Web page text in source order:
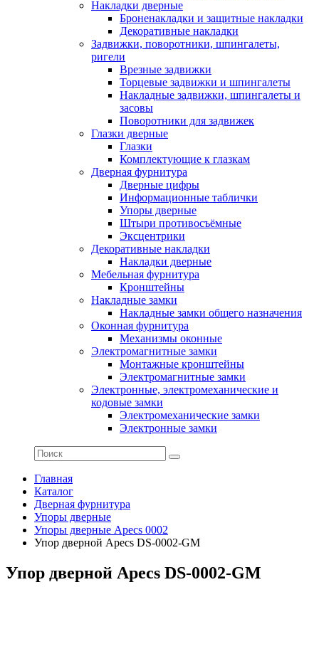
Накладки дверные
Броненакладки и защитные накладки
Декоративные накладки
Задвижки, поворотники, шпингалеты,
ригели
Врезные задвижки
Торцевые задвижки и шпингалеты
Накладные задвижки, шпингалеты и
засовы
Поворотники для задвижек
Глазки дверные
Глазки
Комплектующие к глазкам
Дверная фурнитура
Дверные цифры
Информационные таблички
Упоры дверные
Штыри противосъёмные
Эксцентрики
Декоративные накладки
Накладки дверные
Мебельная фурнитура
Кронштейны
Накладные замки
Накладные замки общего назначения
Оконная фурнитура
Механизмы оконные
Электромагнитные замки
Монтажные кронштейны
Электромагнитные замки
Электронные, электромеханические и
кодовые замки
Электромеханические замки
Электронные замки
Главная
Каталог
Дверная фурнитура
Упоры дверные
Упоры дверные Apecs 0002
Упор дверной Apecs DS-0002-GM
Упор дверной Apecs DS-0002-GM